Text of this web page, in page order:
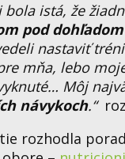
bola istá, že
pod
nastaviť
mňa, lebo
Môj
návykoch.“
rozhodla